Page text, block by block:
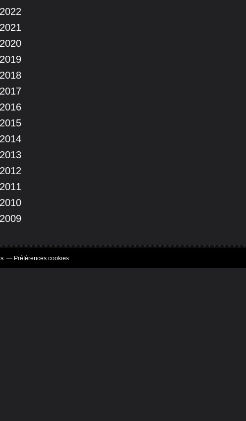
2022
2021
2020
2019
2018
2017
2016
2015
2014
2013
2012
2011
2010
2009
Préférences cookies